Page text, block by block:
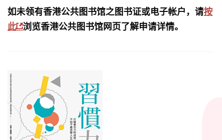
如未领有香港公共图书馆之图书证或电子帐户，请按
此 浏览香港公共图书馆网页了解申请详情。